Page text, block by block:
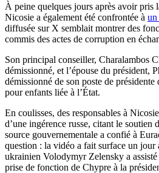
À peine quelques jours après avoir pris
Nicosie a également été confrontée à un
diffusée sur X semblait montrer des
commis des actes de corruption en
Son principal conseiller, Charalambos
démissionné, et l’épouse du président,
démissionné de son poste de
pour enfants liée à l’État.
En coulisses, des responsables à
d’une ingérence russe, citant le soutien
source gouvernementale a confié à
question : la vidéo a fait surface un jour
ukrainien Volodymyr Zelensky a
prise de fonction de Chypre à la